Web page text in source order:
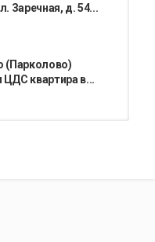
Заречная, д. 54...
(Парколово)
ЦДС квартира в...